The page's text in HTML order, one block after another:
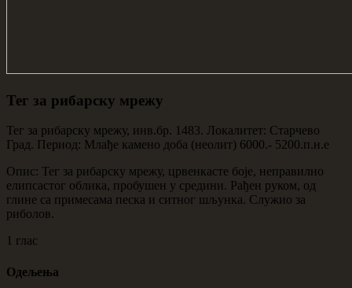
Тег за рибарску мрежу
Тег за рибарску мрежу, инв.бр. 1483. Локалитет: Старчево
Град. Период: Млађе камено доба (неолит) 6000.- 5200.п.н.е
Опис: Тег за рибарску мрежу, црвенкасте боје, неправилно
елипсастог облика, пробушен у средини. Рађен руком, од
глине са примесама песка и ситног шљунка. Служио за
риболов.
1 глас
Одељења